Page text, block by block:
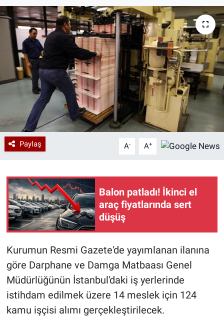
Paylaş A- A+
Balon patladı! İkinci el
araç fiyatlarında sert
düşüş
Kurumun Resmi Gazete'de yayımlanan ilanına
göre Darphane ve Damga Matbaası Genel
Müdürlüğünün İstanbul'daki iş yerlerinde
istihdam edilmek üzere 14 meslek için 124
kamu işçisi alımı gerçekleştirilecek.
Özel Haberler
Kadın
Erişim Bilgileri
Sağlık
Teknoloji
Ramazan